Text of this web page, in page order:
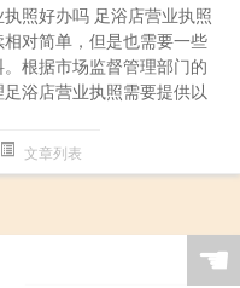
执照好办吗 足浴店营业执照
对简单，但是也需要一些
根据市场监督管理部门的
浴店营业执照需要提供以
文章列表
☚